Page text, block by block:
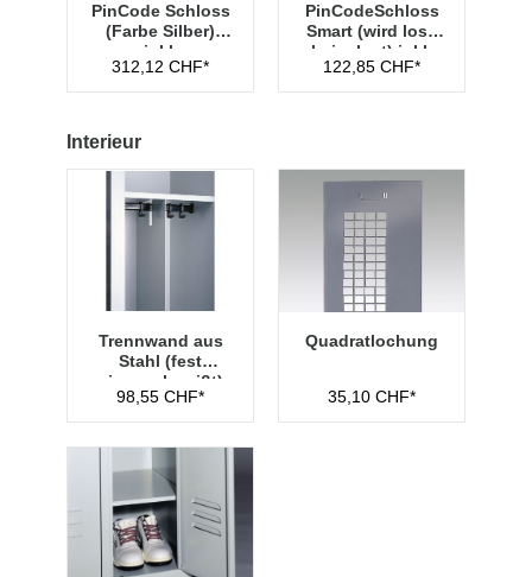
PinCode Schloss
(Farbe Silber)
inkl.
Hauptschlüssel
Typ 1
312,12 CHF*
PinCodeSchloss
Smart (wird lose
beigelegt) inkl.
Managementschl
üssel
122,85 CHF*
Interieur
Trennwand aus
Stahl (fest
eingeschweißt)
98,55 CHF*
Quadratlochung
35,10 CHF*